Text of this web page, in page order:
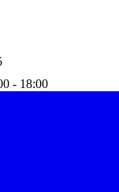
- 18:00